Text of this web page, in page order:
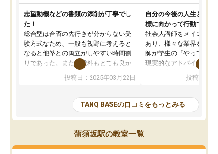
志望動機などの書類の添削が丁寧でし
た！
総合型は合否の先行きが分からない受
験方式なため、一般も視野に考えると
なると他塾との両立がしやすい時間割
りであった。また授業料もとても良か
総合型の多くの塾は大学生が見ること
大学生の目だけでなく、数人の大人に
も目を通して頂ける。そのため多くの
意見を聞くことができ、より良いもの
を推敲することが可能だ。
どの人も優しく、親身に接してくださ
るのでやる気も出て、良かったで
投稿日：2025年03月22日
自分の今後の人生と真剣
標に向かって行動できる
社会人講師をメインとし
あり、様々な業界を経験
師が学生の「やってみた
現実的なアドバイスを行
分野について学生知識
総合型選抜対策として志
接・小論文などの技術指
ション内容になっていま
を社会人として働いてい
投稿日：
TANQ BASEの口コミをもっとみる
蒲須坂駅の教室一覧